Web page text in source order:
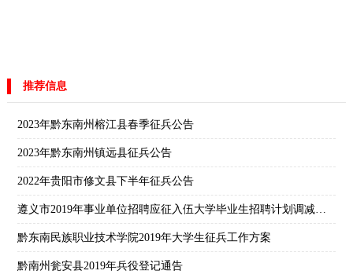
推荐信息
2023年黔东南州榕江县春季征兵公告
2023年黔东南州镇远县征兵公告
2022年贵阳市修文县下半年征兵公告
遵义市2019年事业单位招聘应征入伍大学毕业生招聘计划调减、笔试时间等事宜的公告
黔东南民族职业技术学院2019年大学生征兵工作方案
黔南州瓮安县2019年兵役登记通告